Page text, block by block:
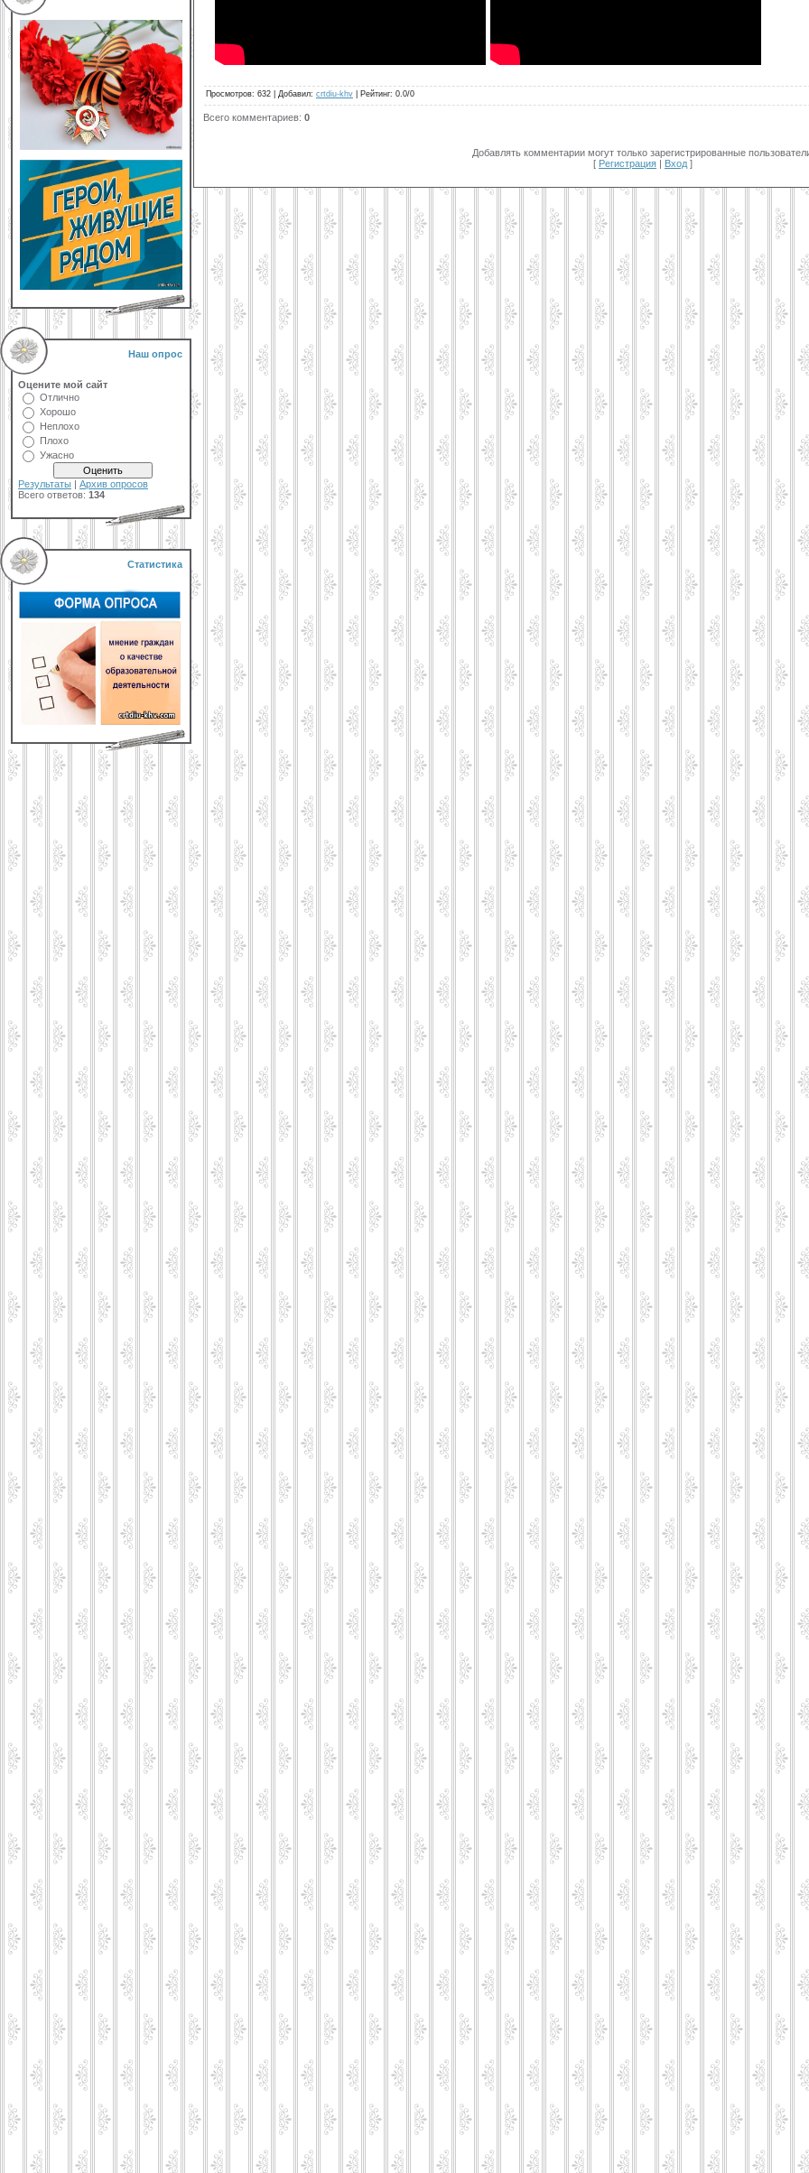
Наш опрос
Оцените мой сайт
Отлично
Хорошо
Неплохо
Плохо
Ужасно
Результаты | Архив опросов
Всего ответов: 134
Статистика
Просмотров: 632 Добавил: crtdiu-khv Рейтинг: 0.0/0
Всего комментариев: 0
Добавлять комментарии могут только зарегистрированные
[ Регистрация | Вход ]